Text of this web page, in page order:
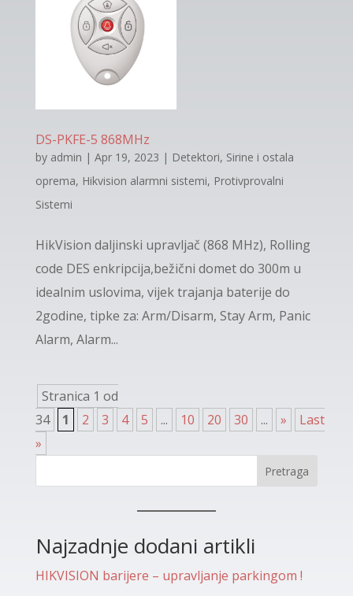
DS-PKFE-5 868MHz
by admin | Apr 19, 2023 | Detektori, Sirine i ostala
oprema, Hikvision alarmni sistemi, Protivprovalni
Sistemi
HikVision daljinski upravljač (868 MHz), Rolling
code DES enkripcija,bežični domet do 300m u
idealnim uslovima, vijek trajanja baterije do
2godine, tipke za: Arm/Disarm, Stay Arm, Panic
Alarm, Alarm...
Stranica 1 od
34
1 2 3 4 5 ... 10 20 30 ... »
Last
»
Pretraga
Najzadnje dodani artikli
HIKVISION barijere – upravljanje parkingom !